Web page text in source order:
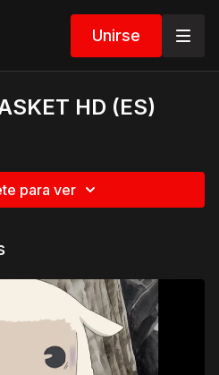
Unirse
HD (ES)
para ver